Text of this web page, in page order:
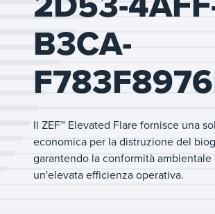
B3CA-
Il ZEF™ Elevated Flare fornisce una
economica per la distruzione del
garantendo la conformità ambientale
un'elevata efficienza operativa.